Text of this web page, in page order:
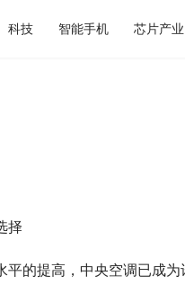
科技 智能手机 芯片产业
择
的提高，中央空调已成